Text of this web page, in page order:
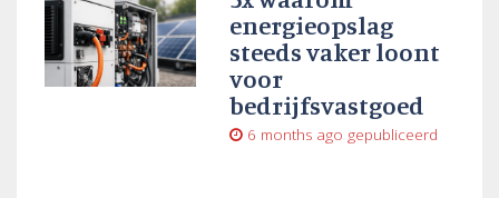
energieopslag
steeds vaker loont
voor
bedrijfsvastgoed
6 months ago gepubliceerd